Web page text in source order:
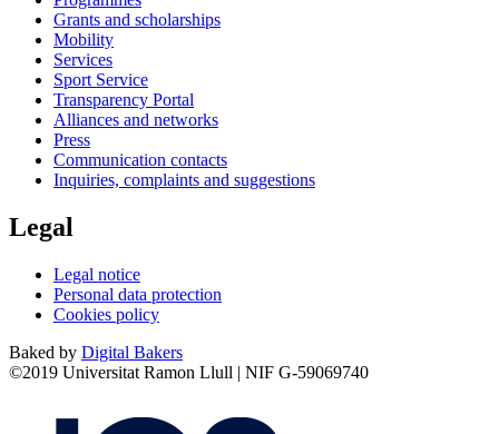
Grants and scholarships
Mobility
Services
Sport Service
Transparency Portal
Alliances and networks
Press
Communication contacts
Inquiries, complaints and suggestions
Legal
Legal notice
Personal data protection
Cookies policy
Baked by Digital Bakers
©2019 Universitat Ramon Llull | NIF G-59069740